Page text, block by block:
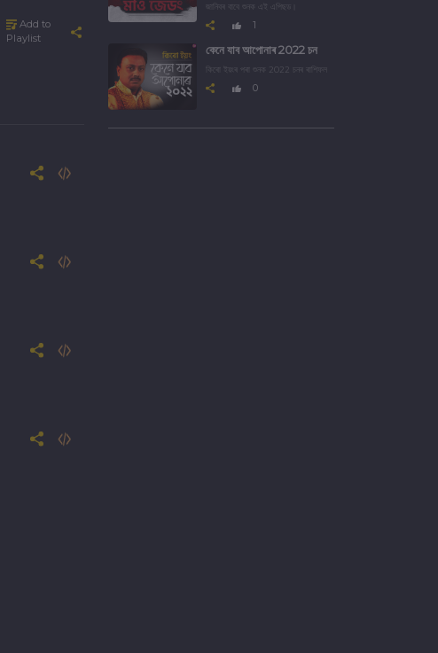
Add to
Playlist
জানিবৰ বাবে শুনক এই এপিছড।
1
কেনে যাব আপোনাৰ 2022 চন
কিৰো ইয়ংৰ পৰা শুনক 2022 চনৰ ৰাশিফল
0